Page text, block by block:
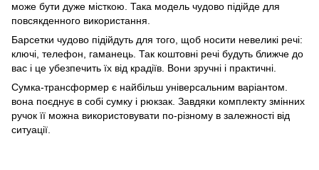
може бути дуже місткою. Така модель чудово підійде для
повсякденного використання.
Барсетки чудово підійдуть для того, щоб носити невеликі речі:
ключі, телефон, гаманець. Так коштовні речі будуть ближче до
вас і це убезпечить їх від крадіїв. Вони зручні і практичні.
Сумка-трансформер є найбільш універсальним варіантом.
вона поєднує в собі сумку і рюкзак. Завдяки комплекту змінних
ручок її можна використовувати по-різному в залежності від
ситуації.